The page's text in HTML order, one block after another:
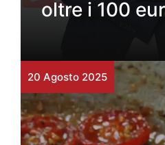
oltre i 100
20 Agosto 2025